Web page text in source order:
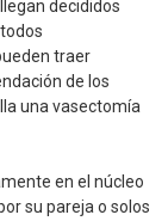
decididos
traer
de los
una vasectomía
en el núcleo
su pareja o solos